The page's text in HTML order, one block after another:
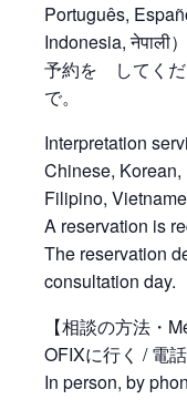
Português,
Indonesia, नेपाली）
予約を してくだ
で。
Interpretation
Chinese,
Filipino,
A reservation is
The reservation
consultation day.
【相談の方法・
OFIXに行く / 電
In person, by